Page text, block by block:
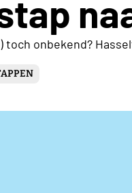
toch onbekend?